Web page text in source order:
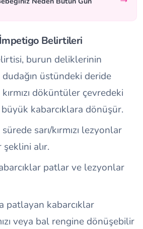
Belirtileri
burun deliklerinin
üstündeki deride
kırmızı döküntüler çevredeki
kabarcıklara dönüşür.
sarı/kırmızı lezyonlar
alır.
patlar ve lezyonlar
patlayan kabarcıklar
veya bal rengine dönüşebilir